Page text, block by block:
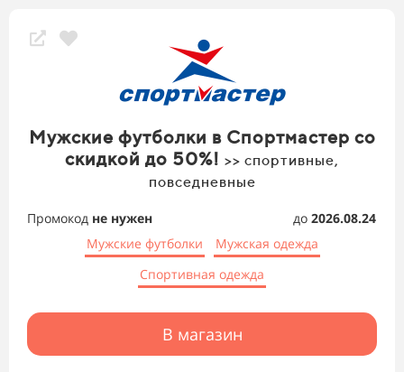
Мужские футболки в Спортмастер со
скидкой до 50%! >> спортивные,
повседневные
Промокод не нужен до 2026.08.24
Мужские футболки
Мужская одежда
Спортивная одежда
В магазин